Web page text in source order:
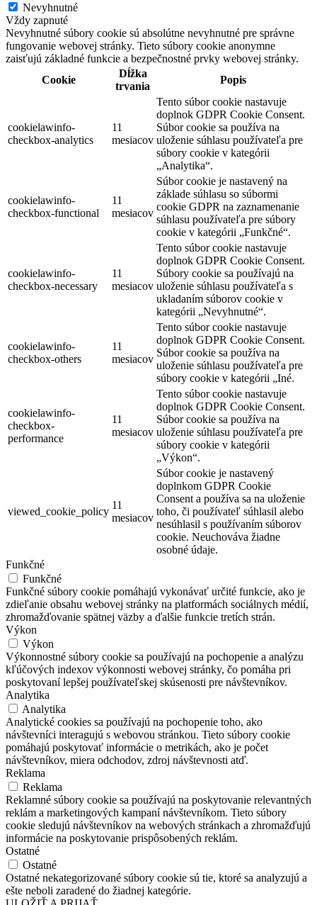
Nevyhnutné
Vždy zapnuté
Nevyhnutné súbory cookie sú absolútne nevyhnutné pre správne
fungovanie webovej stránky. Tieto súbory cookie anonymne
zaisťujú základné funkcie a bezpečnostné prvky webovej stránky.
Cookie
Dĺžka
trvania
Popis
cookielawinfo-
checkbox-analytics
11
mesiacov
Tento súbor cookie nastavuje
doplnok GDPR Cookie Consent.
Súbor cookie sa používa na
uloženie súhlasu používateľa pre
súbory cookie v kategórii
„Analytika“.
cookielawinfo-
checkbox-functional
11
mesiacov
Súbor cookie je nastavený na
základe súhlasu so súbormi
cookie GDPR na zaznamenanie
súhlasu používateľa pre súbory
cookie v kategórii „Funkčné“.
cookielawinfo-
checkbox-necessary
11
mesiacov
Tento súbor cookie nastavuje
doplnok GDPR Cookie Consent.
Súbory cookie sa používajú na
uloženie súhlasu používateľa s
ukladaním súborov cookie v
kategórii „Nevyhnutné“.
cookielawinfo-
checkbox-others
11
mesiacov
Tento súbor cookie nastavuje
doplnok GDPR Cookie Consent.
Súbor cookie sa používa na
uloženie súhlasu používateľa pre
súbory cookie v kategórii „Iné.
cookielawinfo-
checkbox-
performance
11
mesiacov
Tento súbor cookie nastavuje
doplnok GDPR Cookie Consent.
Súbor cookie sa používa na
uloženie súhlasu používateľa pre
súbory cookie v kategórii
„Výkon“.
viewed_cookie_policy
11
mesiacov
Súbor cookie je nastavený
doplnkom GDPR Cookie
Consent a používa sa na uloženie
toho, či používateľ súhlasil alebo
nesúhlasil s používaním súborov
cookie. Neuchováva žiadne
osobné údaje.
Funkčné
Funkčné
Funkčné súbory cookie pomáhajú vykonávať určité funkcie, ako je
zdieľanie obsahu webovej stránky na platformách sociálnych médií,
zhromažďovanie spätnej väzby a ďalšie funkcie tretích strán.
Výkon
Výkon
Výkonnostné súbory cookie sa používajú na pochopenie a analýzu
kľúčových indexov výkonnosti webovej stránky, čo pomáha pri
poskytovaní lepšej používateľskej skúsenosti pre návštevníkov.
Analytika
Analytika
Analytické cookies sa používajú na pochopenie toho, ako
návštevníci interagujú s webovou stránkou. Tieto súbory cookie
pomáhajú poskytovať informácie o metrikách, ako je počet
návštevníkov, miera odchodov, zdroj návštevnosti atď.
Reklama
Reklama
Reklamné súbory cookie sa používajú na poskytovanie relevantných
reklám a marketingových kampaní návštevníkom. Tieto súbory
cookie sledujú návštevníkov na webových stránkach a zhromažďujú
informácie na poskytovanie prispôsobených reklám.
Ostatné
Ostatné
Ostatné nekategorizované súbory cookie sú tie, ktoré sa analyzujú a
ešte neboli zaradené do žiadnej kategórie.